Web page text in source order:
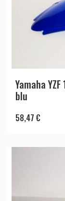
Yamaha
blu
58,47 €